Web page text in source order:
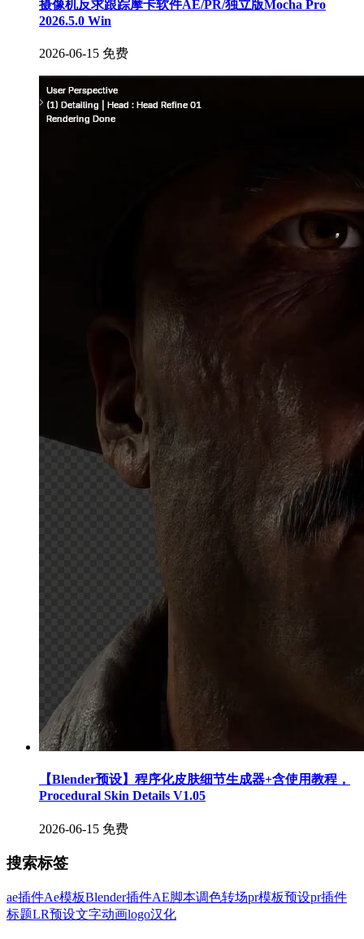
摄像机反求跟踪摩卡软件AE/PR/独立版Mocha Pro
2026.5.0 Win
2026-06-15 免费
【Blender预设】程序化皮肤细节生成器+含使用教程，
Procedural Skin Details V1.05
2026-06-15 免费
搜索标签
ae插件Ae模板Blender插件AE脚本调色转场pr模板预设pr插件
标题LR预设文字动画logo汉化